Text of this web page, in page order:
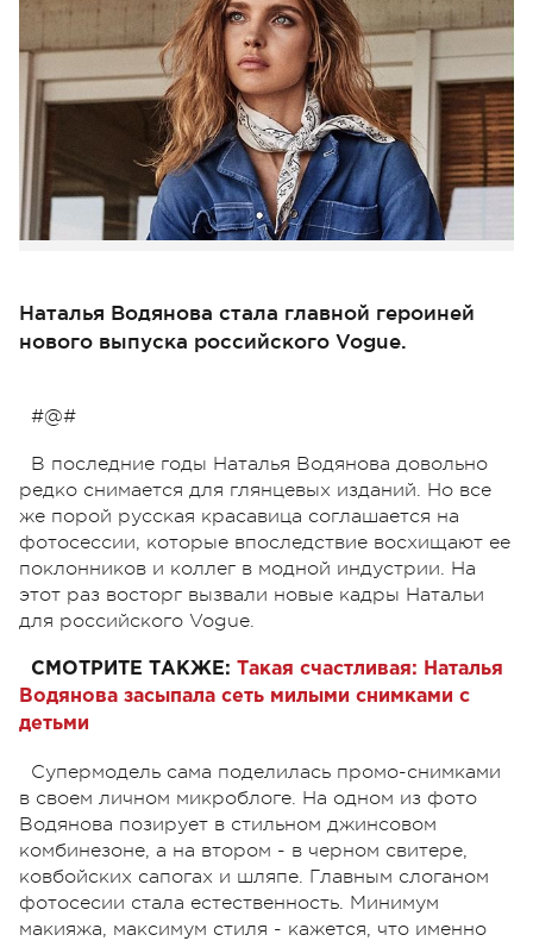
Наталья Водянова стала главной героиней
нового выпуска российского Vogue.
#@#
В последние годы Наталья Водянова довольно
редко снимается для глянцевых изданий. Но все
же порой русская красавица соглашается на
фотосессии, которые впоследствие восхищают ее
поклонников и коллег в модной индустрии. На
этот раз восторг вызвали новые кадры Натальи
для российского Vogue.
СМОТРИТЕ ТАКЖЕ: Такая счастливая: Наталья
Водянова засыпала сеть милыми снимками с
детьми
Супермодель сама поделилась промо-снимками
в своем личном микроблоге. На одном из фото
Водянова позирует в стильном джинсовом
комбинезоне, а на втором - в черном свитере,
ковбойских сапогах и шляпе. Главным слоганом
фотосесии стала естественность. Минимум
макияжа, максимум стиля - кажется, что именно